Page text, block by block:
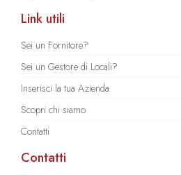
Link utili
Sei un Fornitore?
Sei un Gestore di Locali?
Inserisci la tua Azienda
Scopri chi siamo
Contatti
Contatti